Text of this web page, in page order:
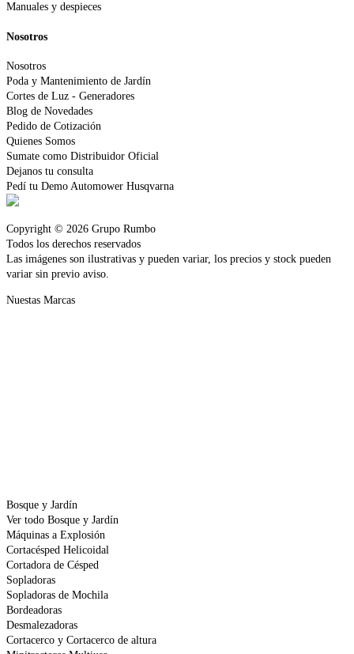
Manuales y despieces
Nosotros
Nosotros
Poda y Mantenimiento de Jardín
Cortes de Luz - Generadores
Blog de Novedades
Pedido de Cotización
Quienes Somos
Sumate como Distribuidor Oficial
Dejanos tu consulta
Pedí tu Demo Automower Husqvarna
Copyright © 2026 Grupo Rumbo
Todos los derechos reservados
Las imágenes son ilustrativas y pueden variar, los precios y stock pueden
variar sin previo aviso.
Nuestas Marcas
Bosque y Jardín
Ver todo Bosque y Jardín
Máquinas a Explosión
Cortacésped Helicoidal
Cortadora de Césped
Sopladoras
Sopladoras de Mochila
Bordeadoras
Desmalezadoras
Cortacerco y Cortacerco de altura